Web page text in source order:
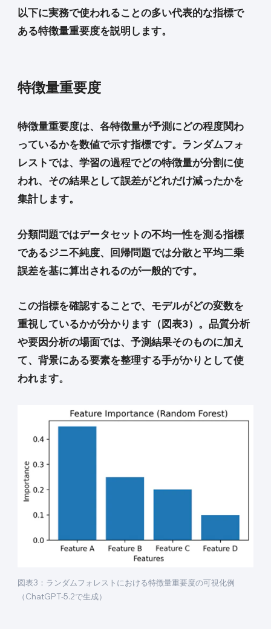
以下に実務で使われることの多い代表的な指標で
ある特徴量重要度を説明します。
特徴量重要度
特徴量重要度は、各特徴量が予測にどの程度関わ
っているかを数値で示す指標です。ランダムフォ
レストでは、学習の過程でどの特徴量が分割に使
われ、その結果として誤差がどれだけ減ったかを
集計します。
分類問題ではデータセットの不均一性を測る指標
であるジニ不純度、回帰問題では分散と平均二乗
誤差を基に算出されるのが一般的です。
この指標を確認することで、モデルがどの変数を
重視しているかが分かります（図表3）。品質分析
や要因分析の場面では、予測結果そのものに加え
て、背景にある要素を整理する手がかりとして使
われます。
図表3：ランダムフォレストにおける特徴量重要度の可視化例
（ChatGPT-5.2で生成）